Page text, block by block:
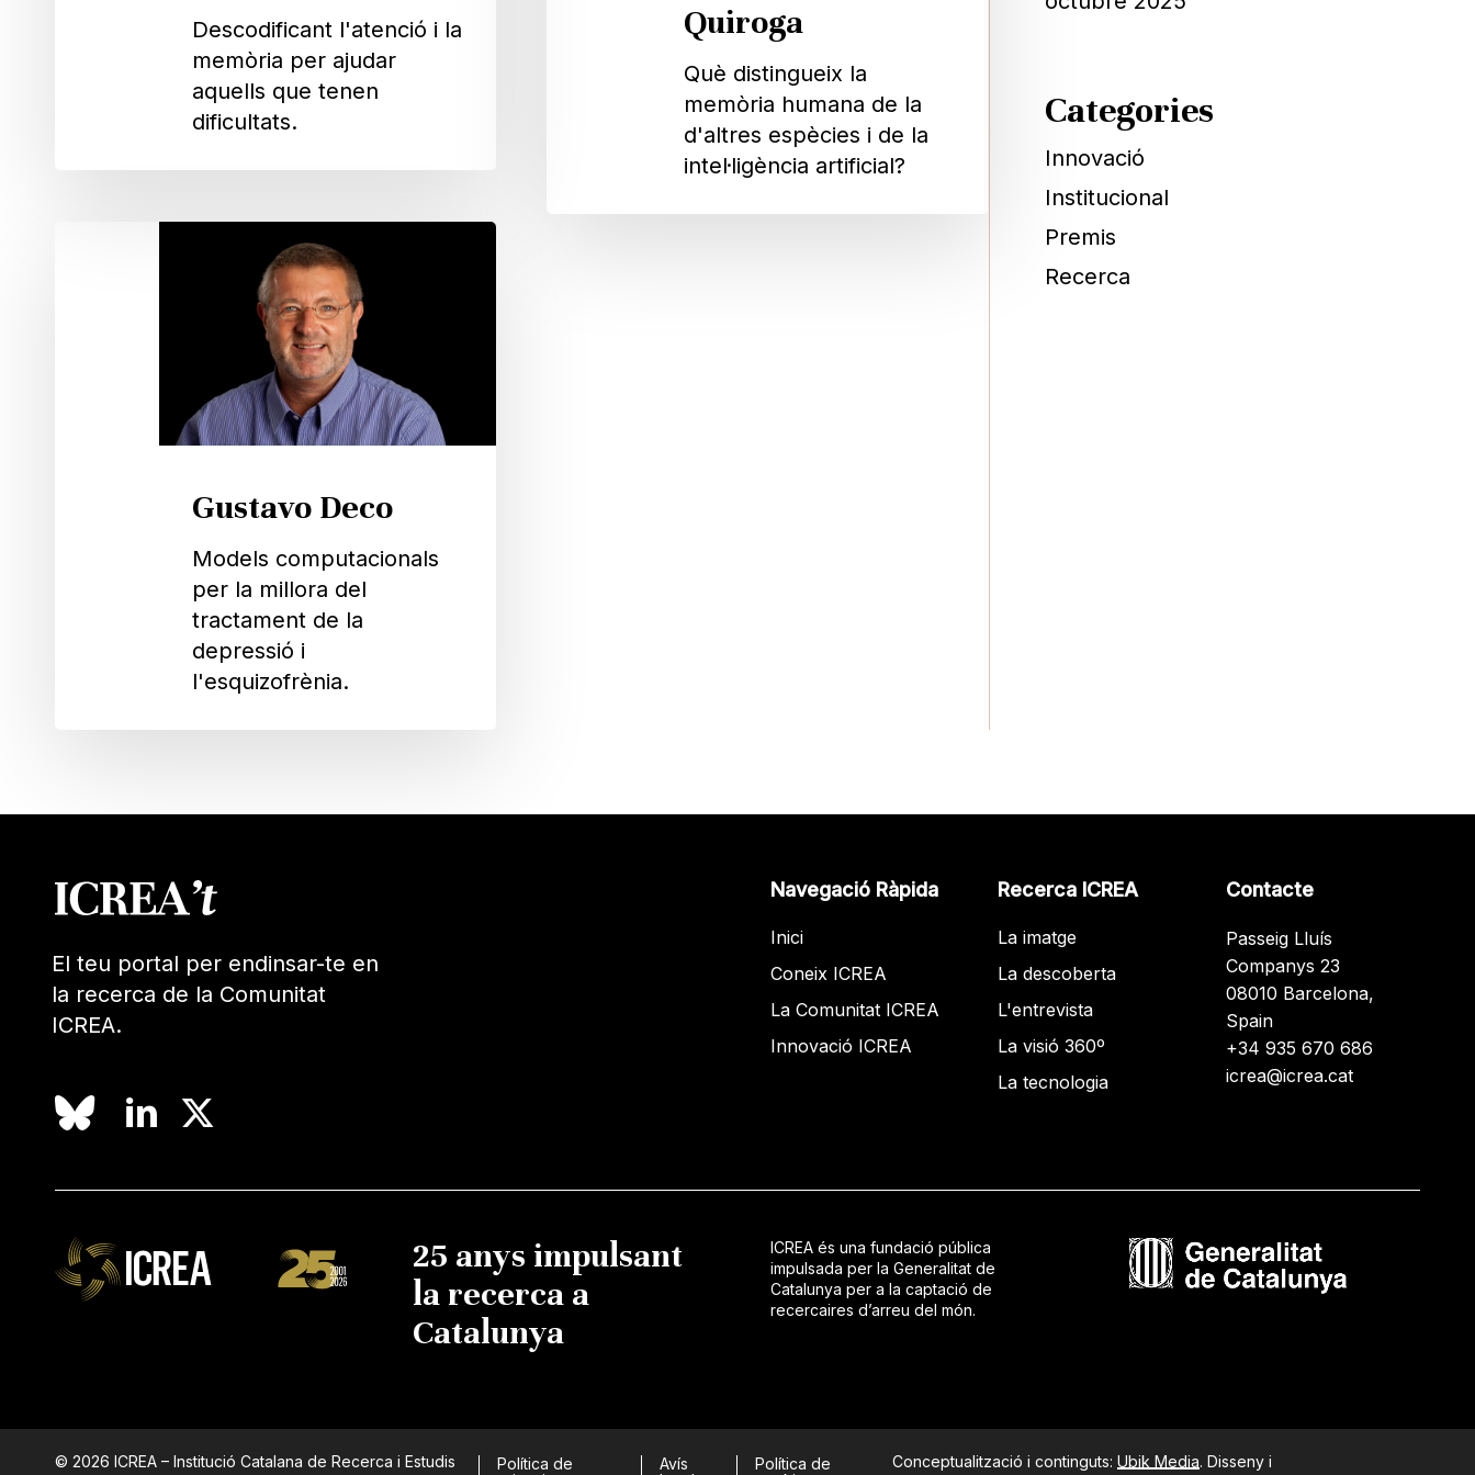
Descodificant l'atenció i la
memòria per ajudar
aquells que tenen
dificultats.
Quiroga
Què distingueix la
memòria humana de la
d'altres espècies i de la
intel·ligència artificial?
Gustavo Deco
Models computacionals
per la millora del
tractament de la
depressió i
l'esquizofrènia.
Categories
Innovació
Institucional
Premis
Recerca
El teu portal per endinsar-te en
la recerca de la Comunitat
ICREA.
Navegació Ràpida
Inici
Coneix ICREA
La Comunitat ICREA
Innovació ICREA
Recerca ICREA
La imatge
La descoberta
L'entrevista
La visió 360º
La tecnologia
Contacte
Passeig Lluís
Companys 23
08010 Barcelona,
Spain
+34 935 670 686
icrea@icrea.cat
25 anys impulsant
la recerca a
Catalunya
ICREA és una fundació pública
impulsada per la Generalitat de
Catalunya per a la captació de
recercaires d’arreu del món.
© 2026 ICREA – Institució Catalana de Recerca i Estudis
Política de
Avís
Política de
Conceptualització i continguts: Ubik Media. Disseny i